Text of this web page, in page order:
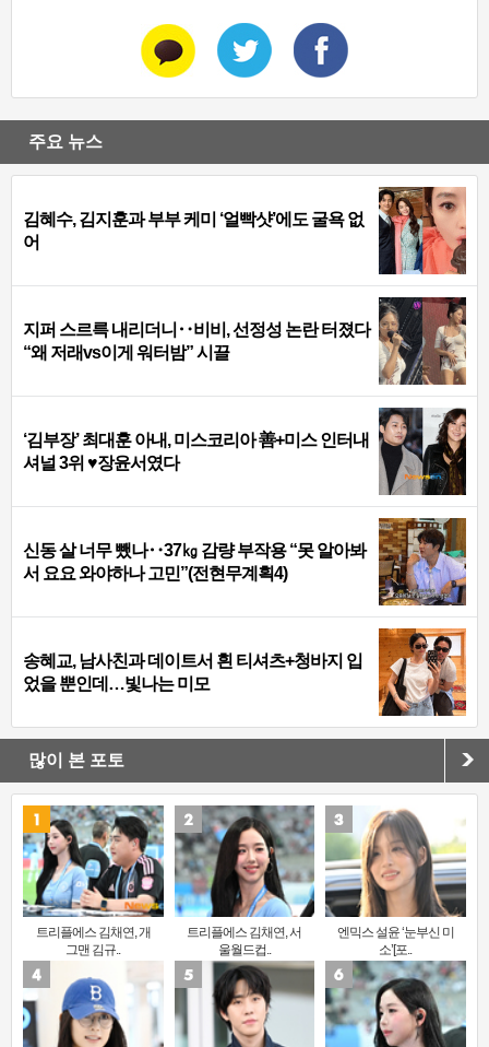
주요 뉴스
김혜수, 김지훈과 부부 케미 ‘얼빡샷’에도 굴욕 없
어
지퍼 스르륵 내리더니‥비비, 선정성 논란 터졌다
“왜 저래vs이게 워터밤” 시끌
‘김부장’ 최대훈 아내, 미스코리아 善+미스 인터내
셔널 3위 ♥장윤서였다
신동 살 너무 뺐나‥37㎏ 감량 부작용 “못 알아봐
서 요요 와야하나 고민”(전현무계획4)
송혜교, 남사친과 데이트서 흰 티셔츠+청바지 입
었을 뿐인데…빛나는 미모
많이 본 포토
트리플에스 김채연, 개
그맨 김규..
트리플에스 김채연, 서
울월드컵..
엔믹스 설윤 ‘눈부신 미
소’[포..